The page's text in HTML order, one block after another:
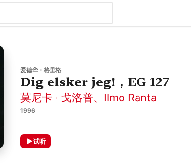
爱德华・格里格
Dig elsker jeg!，EG 127
莫尼卡 · 戈洛普、 Ilmo Ranta
1996
试听